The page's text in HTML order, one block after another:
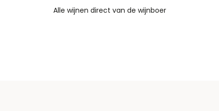
Alle wijnen direct van de wijnboer